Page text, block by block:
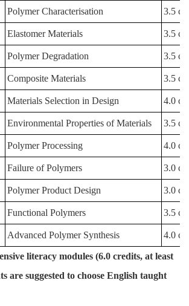
Polymer Characterisation 3.5
Elastomer Materials 3.5
Polymer Degradation 3.5
Composite Materials 3.5
Materials Selection in Design 4.0
Environmental Properties of Materials 3.5
Polymer Processing 4.0
Failure of Polymers 3.0
Polymer Product Design 3.0
Functional Polymers 3.5
Advanced Polymer Synthesis 4.0
literacy modules (6.0 credits, at least
are suggested to choose English taught